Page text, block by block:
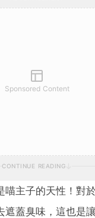
Sponsored Content
CONTINUE READING
喵主子的天性！對
遮蓋臭味，這也是